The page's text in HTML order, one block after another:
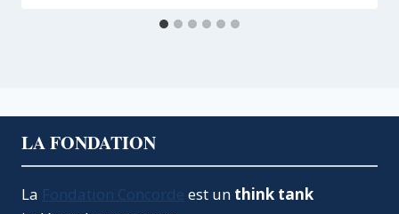
LA FONDATION
La Fondation Concorde est un think tank